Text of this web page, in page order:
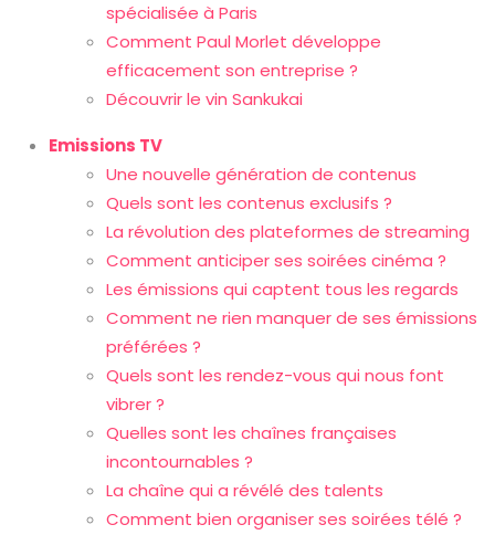
spécialisée à Paris
Comment Paul Morlet développe
efficacement son entreprise ?
Découvrir le vin Sankukai
Emissions TV
Une nouvelle génération de contenus
Quels sont les contenus exclusifs ?
La révolution des plateformes de streaming
Comment anticiper ses soirées cinéma ?
Les émissions qui captent tous les regards
Comment ne rien manquer de ses émissions
préférées ?
Quels sont les rendez-vous qui nous font
vibrer ?
Quelles sont les chaînes françaises
incontournables ?
La chaîne qui a révélé des talents
Comment bien organiser ses soirées télé ?